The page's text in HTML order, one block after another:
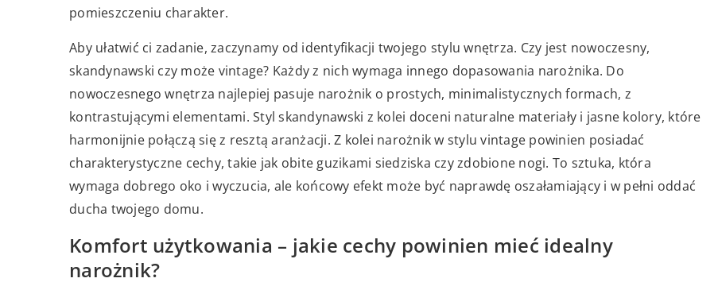
pomieszczeniu charakter.
Aby ułatwić ci zadanie, zaczynamy od identyfikacji twojego stylu wnętrza. Czy jest nowoczesny,
skandynawski czy może vintage? Każdy z nich wymaga innego dopasowania narożnika. Do
nowoczesnego wnętrza najlepiej pasuje narożnik o prostych, minimalistycznych formach, z
kontrastującymi elementami. Styl skandynawski z kolei doceni naturalne materiały i jasne kolory, które
harmonijnie połączą się z resztą aranżacji. Z kolei narożnik w stylu vintage powinien posiadać
charakterystyczne cechy, takie jak obite guzikami siedziska czy zdobione nogi. To sztuka, która
wymaga dobrego oko i wyczucia, ale końcowy efekt może być naprawdę oszałamiający i w pełni oddać
ducha twojego domu.
Komfort użytkowania – jakie cechy powinien mieć idealny
narożnik?